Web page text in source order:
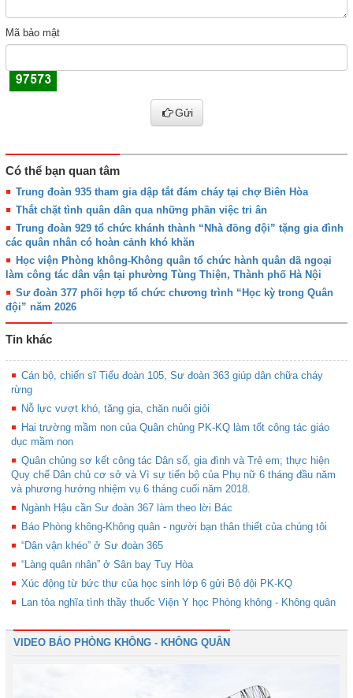
Mã bảo mật
Gửi
Có thể bạn quan tâm
Trung đoàn 935 tham gia dập tắt đám cháy tại chợ Biên Hòa
Thắt chặt tình quân dân qua những phần việc tri ân
Trung đoàn 929 tổ chức khánh thành “Nhà đồng đội” tặng gia đình
các quân nhân có hoàn cảnh khó khăn
Học viện Phòng không-Không quân tổ chức hành quân dã ngoại
làm công tác dân vận tại phường Tùng Thiện, Thành phố Hà Nội
Sư đoàn 377 phối hợp tổ chức chương trình “Học kỳ trong Quân
đội” năm 2026
Tin khác
Cán bộ, chiến sĩ Tiểu đoàn 105, Sư đoàn 363 giúp dân chữa cháy
rừng
Nỗ lực vượt khó, tăng gia, chăn nuôi giỏi
Hai trường mầm non của Quân chủng PK-KQ làm tốt công tác giáo
dục mầm non
Quân chủng sơ kết công tác Dân số, gia đình và Trẻ em; thực hiện
Quy chế Dân chủ cơ sở và Vì sự tiến bộ của Phụ nữ 6 tháng đầu năm
và phương hướng nhiệm vụ 6 tháng cuối năm 2018.
Ngành Hậu cần Sư đoàn 367 làm theo lời Bác
Báo Phòng không-Không quân - người bạn thân thiết của chúng tôi
“Dân vận khéo” ở Sư đoàn 365
“Làng quân nhân” ở Sân bay Tuy Hòa
Xúc động từ bức thư của học sinh lớp 6 gửi Bộ đội PK-KQ
Lan tỏa nghĩa tình thầy thuốc Viện Y học Phòng không - Không quân
VIDEO BÁO PHÒNG KHÔNG - KHÔNG QUÂN